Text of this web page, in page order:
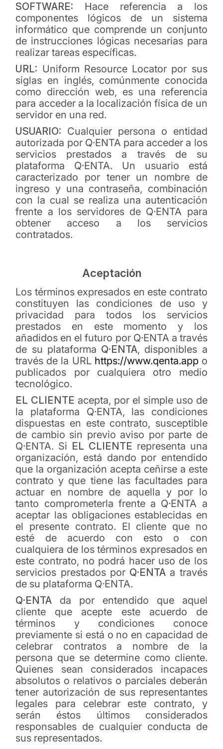
SOFTWARE: Hace referencia a los
componentes lógicos de un sistema
informático que comprende un conjunto
de instrucciones lógicas necesarias para
realizar tareas específicas.
URL: Uniform Resource Locator por sus
siglas en inglés, comúnmente conocida
como dirección web, es una referencia
para acceder a la localización física de un
servidor en una red.
USUARIO: Cualquier persona o entidad
autorizada por Q·ENTA para acceder a los
servicios prestados a través de su
plataforma Q·ENTA. Un usuario está
caracterizado por tener un nombre de
ingreso y una contraseña, combinación
con la cual se realiza una autenticación
frente a los servidores de Q·ENTA para
obtener acceso a los servicios
contratados.
Aceptación
Los términos expresados en este contrato
constituyen las condiciones de uso y
privacidad para todos los servicios
prestados en este momento y los
añadidos en el futuro por Q·ENTA a través
de su plataforma Q·ENTA, disponibles a
través de la URL https://www.qenta.app o
publicados por cualquiera otro medio
tecnológico.
EL CLIENTE acepta, por el simple uso de
la plataforma Q·ENTA, las condiciones
dispuestas en este contrato, susceptible
de cambio sin previo aviso por parte de
Q·ENTA. Si EL CLIENTE representa una
organización, está dando por entendido
que la organización acepta ceñirse a este
contrato y que tiene las facultades para
actuar en nombre de aquella y por lo
tanto comprometerla frente a Q·ENTA a
aceptar las obligaciones establecidas en
el presente contrato. El cliente que no
esté de acuerdo con esto o con
cualquiera de los términos expresados en
este contrato, no podrá hacer uso de los
servicios prestados por Q·ENTA a través
de su plataforma Q·ENTA.
Q·ENTA da por entendido que aquel
cliente que acepte este acuerdo de
términos y condiciones conoce
previamente si está o no en capacidad de
celebrar contratos a nombre de la
persona que se determine como cliente.
Quienes sean considerados incapaces
absolutos o relativos o parciales deberán
tener autorización de sus representantes
legales para celebrar este contrato, y
serán éstos últimos considerados
responsables de cualquier conducta de
sus representados.